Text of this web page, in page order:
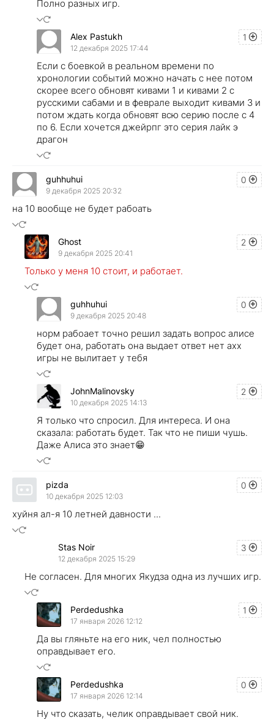
Полно разных игр.
1
Alex Pastukh
12 декабря 2025 17:44
Если с боевкой в реальном времени по
хронологии событий можно начать с нее потом
скорее всего обновят кивами 1 и кивами 2 с
русскими сабами и в феврале выходит кивами 3 и
потом ждать когда обновят всю серию после с 4
по 6. Если хочется джейрпг это серия лайк э
драгон
0
guhhuhui
9 декабря 2025 20:32
на 10 вообще не будет рабоать
2
Ghost
9 декабря 2025 20:41
Только у меня 10 стоит, и работает.
0
guhhuhui
9 декабря 2025 20:48
норм рабоает точно решил задать вопрос алисе
будет она, работать она выдает ответ нет ахх
игры не вылитает у тебя
2
JohnMalinovsky
10 декабря 2025 14:13
Я только что спросил. Для интереса. И она
сказала: работать будет. Так что не пиши чушь.
Даже Алиса это знает😁
0
pizda
10 декабря 2025 12:03
хуйня ал-я 10 летней давности ...
3
Stas Noir
12 декабря 2025 15:29
Не согласен. Для многих Якудза одна из лучших игр.
1
Perdedushka
17 января 2026 12:12
Да вы гляньте на его ник, чел полностью
оправдывает его.
0
Perdedushka
17 января 2026 12:14
Ну что сказать, челик оправдывает свой ник.